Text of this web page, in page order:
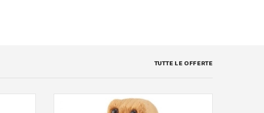
TUTTE LE OFFERTE